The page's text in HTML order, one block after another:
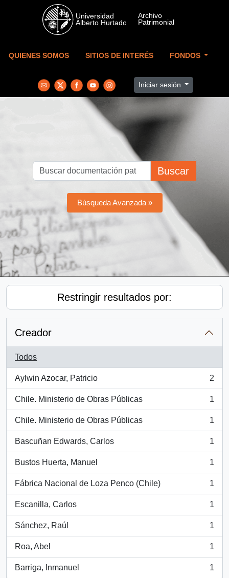
Skip to main content
QUIENES SOMOS SITIOS DE INTERÉS FONDOS
Iniciar sesión
Buscar
Búsqueda Avanzada »
Restringir resultados por:
Creador
Todos
Aylwin Azocar, Patricio
, 2 resultados
2
Chile. Ministerio de Obras Públicas
, 1 resultados
1
Chile. Ministerio de Obras Públicas
, 1 resultados
1
Bascuñan Edwards, Carlos
, 1 resultados
1
Bustos Huerta, Manuel
, 1 resultados
1
Fábrica Nacional de Loza Penco (Chile)
, 1 resultados
1
Escanilla, Carlos
, 1 resultados
1
Sánchez, Raúl
, 1 resultados
1
Roa, Abel
, 1 resultados
1
Barriga, Inmanuel
, 1 resultados
1